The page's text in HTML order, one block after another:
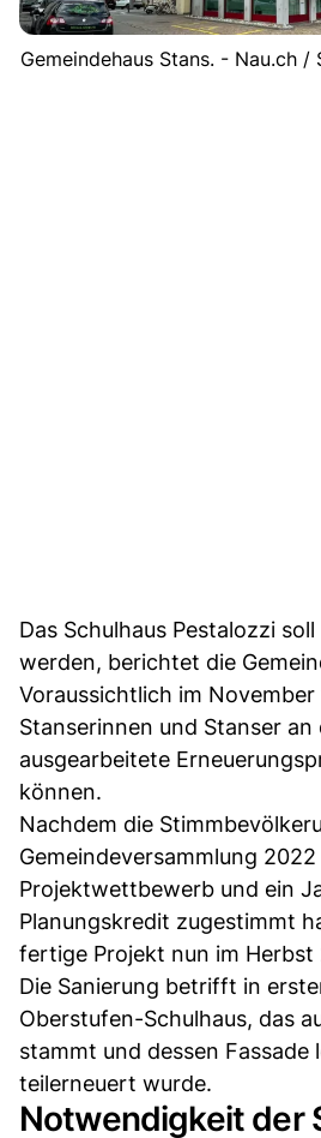
Gemeindehaus Stans. - Nau.ch /
Das Schulhaus Pestalozzi
werden, berichtet die
Voraussichtlich im
Stanserinnen und Stanser
ausgearbeitete
können.
Nachdem die
Gemeindeversammlung
Projektwettbewerb und ein
Planungskredit zugestimmt
fertige Projekt nun im Herbst
Die Sanierung betrifft in
Oberstufen-Schulhaus, das
stammt und dessen Fassade
teilerneuert wurde.
Notwendigkeit der